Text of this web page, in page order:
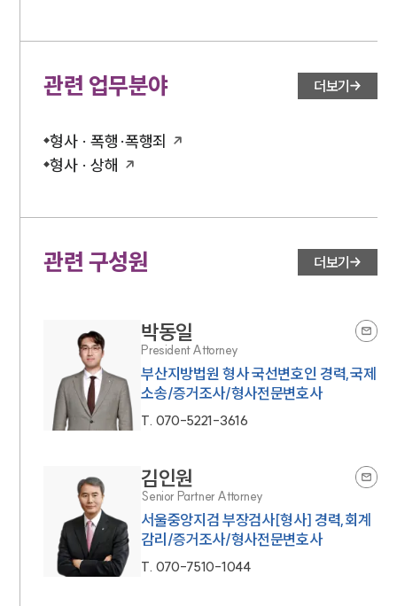
관련 업무분야 더보기
형사 · 폭행·폭행죄
형사 · 상해
관련 구성원 더보기
박동일
President Attorney
부산지방법원 형사 국선변호인 경력,국제
소송/증거조사/형사전문변호사
T. 070-5221-3616
김인원
Senior Partner Attorney
서울중앙지검 부장검사[형사] 경력,회계
감리/증거조사/형사전문변호사
T. 070-7510-1044